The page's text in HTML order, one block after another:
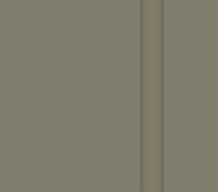
sposób
urządzeniu